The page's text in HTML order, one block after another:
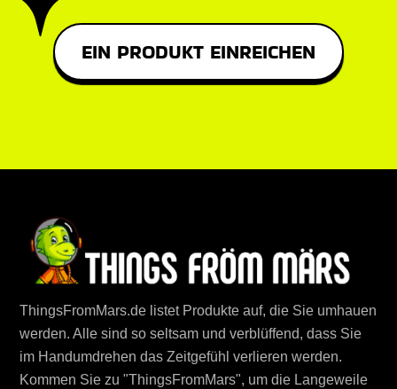
EIN PRODUKT EINREICHEN
ThingsFromMars.de listet Produkte auf, die Sie umhauen
werden. Alle sind so seltsam und verblüffend, dass Sie
im Handumdrehen das Zeitgefühl verlieren werden.
Kommen Sie zu "ThingsFromMars", um die Langeweile